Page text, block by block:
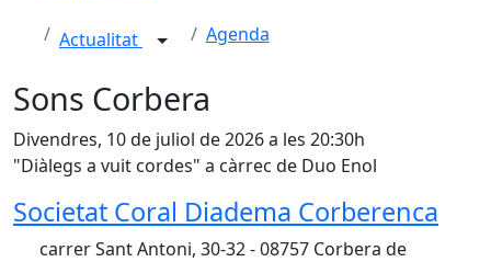
Actualitat Agenda
Sons Corbera
Divendres, 10 de juliol de 2026 a les 20:30h
"Diàlegs a vuit cordes" a càrrec de Duo Enol
Societat Coral Diadema Corberenca
carrer Sant Antoni, 30-32 - 08757 Corbera de